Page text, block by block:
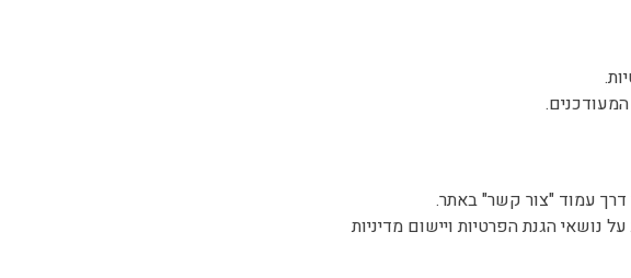
נושאי הגנת הפרטיות ויישום מדיניות